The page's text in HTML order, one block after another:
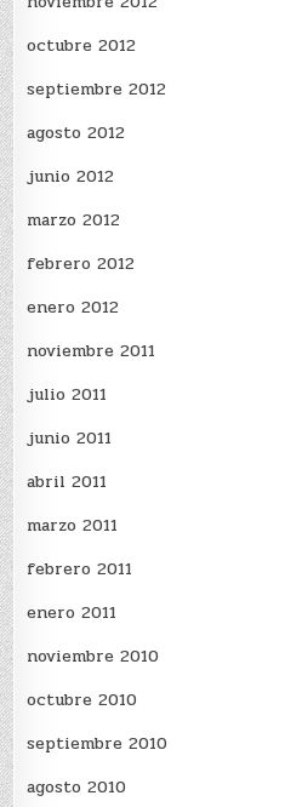
octubre 2012
septiembre 2012
agosto 2012
junio 2012
marzo 2012
febrero 2012
enero 2012
noviembre 2011
julio 2011
junio 2011
abril 2011
marzo 2011
febrero 2011
enero 2011
noviembre 2010
octubre 2010
septiembre 2010
agosto 2010